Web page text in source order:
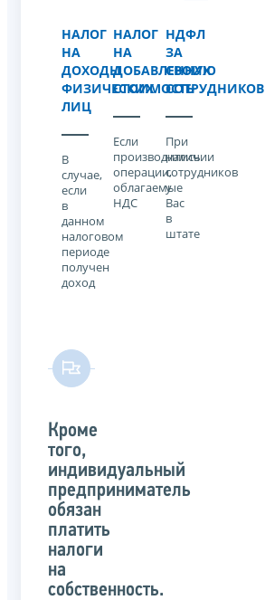
НАЛОГ
НА
ДОХОДЫ
ФИЗИЧЕСКИХ
ЛИЦ
В
случае,
если
в
данном
налоговом
периоде
получен
доход
НАЛОГ
НА
ДОБАВЛЕННУЮ
СТОИМОСТЬ
Если
производились
операции,
облагаемые
НДС
НДФЛ
ЗА
СВОИХ
СОТРУДНИКОВ
При
наличии
сотрудников
у
Вас
в
штате
Кроме
того,
индивидуальный
предприниматель
обязан
платить
налоги
на
собственность.